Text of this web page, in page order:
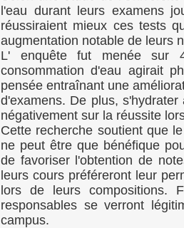
l'eau durant leurs examens
réussiraient mieux ces tests
augmentation notable de leurs
L' enquête fut menée sur
consommation d'eau agirait
pensée entraînant une
d'examens. De plus,
négativement sur la réussite
Cette recherche soutient que
ne peut être que bénéfique
de favoriser l'obtention de
leurs cours préféreront leur
lors de leurs compositions.
responsables se verront
campus.